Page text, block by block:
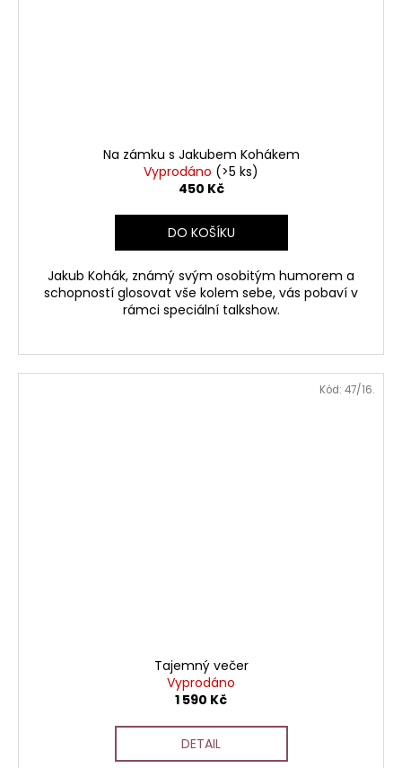
Na zámku s Jakubem Kohákem
Vyprodáno (>5 ks)
450 Kč
DO KOŠÍKU
Jakub Kohák, známý svým osobitým humorem a
schopností glosovat vše kolem sebe, vás pobaví v
rámci speciální talkshow.
Tajemný večer
Vyprodáno
1 590 Kč
DETAIL
Kód: 47/16.